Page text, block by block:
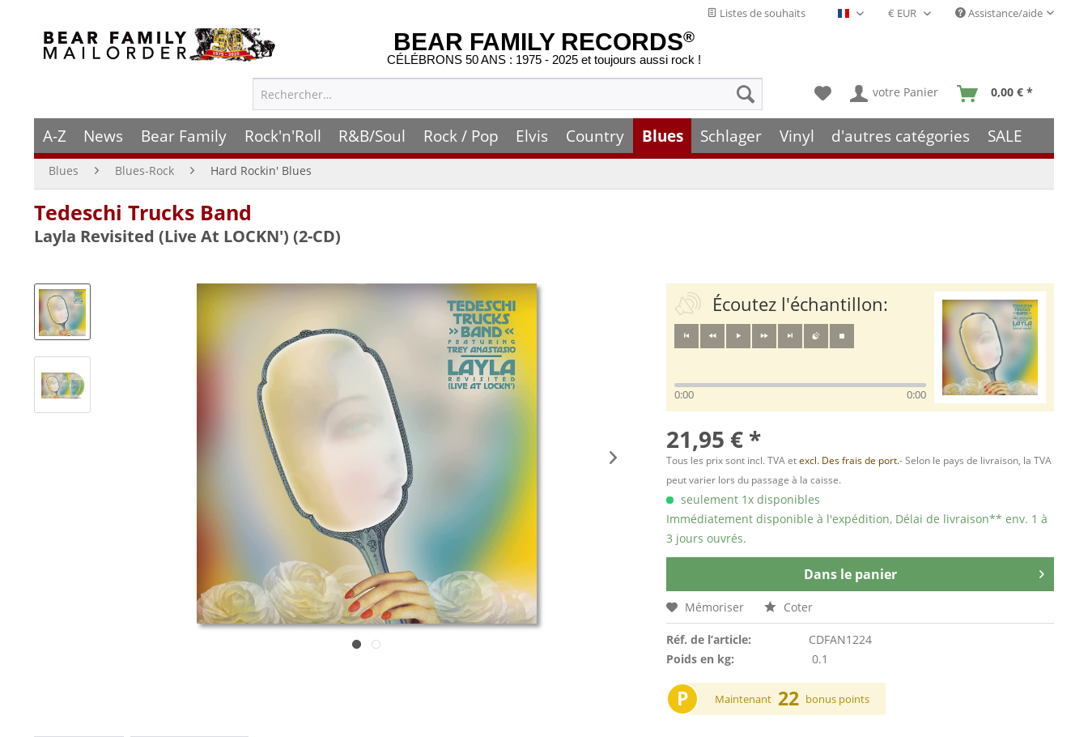
Listes de souhaits Français- FR Assistance/aide
BEAR FAMILY RECORDS®
CÉLÉBRONS 50 ANS : 1975 - 2025 et toujours aussi rock !
votre Panier 0,00 € *
A-Z News Bear Family Rock'n'Roll R&B/Soul Rock / Pop Elvis Country Blues Schlager Vinyl d'autres catégories SALE
Blues Blues-Rock Hard Rockin' Blues
Tedeschi Trucks Band
Layla Revisited (Live At LOCKN') (2-CD)
Écoutez l'échantillon:
0:00 0:00
21,95 € *
Tous les prix sont incl. TVA etexcl. Des frais de port.- Selon le pays de livraison, la TVA
peut varier lors du passage à la caisse.
seulement 1x disponibles
Immédiatement disponible à l'expédition, Délai de livraison** env. 1 à
3 jours ouvrés.
Dans le panier
Mémoriser Coter
Réf. de l’article:
CDFAN1224
Poids en kg:
0.1
P Maintenant 22 bonus points